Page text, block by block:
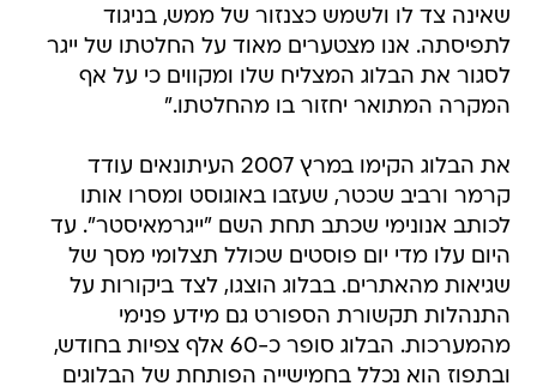
שאינה צד לו ולשמש כצנזור של ממש, בניגוד
לתפיסתה. אנו מצטערים מאוד על החלטתו של ייגר
לסגור את הבלוג המצליח שלו ומקווים כי על אף
המקרה המתואר יחזור בו מהחלטתו."
את הבלוג הקימו במרץ 2007 העיתונאים עודד
קרמר ורביב שכטר, שעזבו באוגוסט ומסרו אותו
לכותב אנונימי שכתב תחת השם "ייגרמאיסטר". עד
היום עלו מדי יום פוסטים שכולל תצלומי מסך של
שגיאות מהאתרים. בבלוג הוצגו, לצד ביקורות על
התנהלות תקשורת הספורט גם מידע פנימי
מהמערכות. הבלוג סופר כ-60 אלף צפיות בחודש,
ובתפוז הוא נכלל בחמישייה הפותחת של הבלוגים